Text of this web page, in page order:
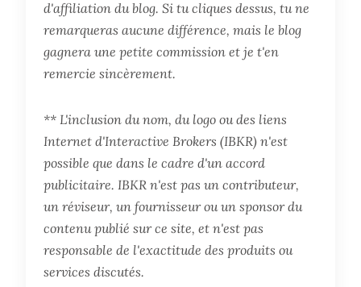
d'affiliation du blog. Si tu cliques dessus, tu ne
remarqueras aucune différence, mais le blog
gagnera une petite commission et je t'en
remercie sincèrement.
** L'inclusion du nom, du logo ou des liens
Internet d'Interactive Brokers (IBKR) n'est
possible que dans le cadre d'un accord
publicitaire. IBKR n'est pas un contributeur,
un réviseur, un fournisseur ou un sponsor du
contenu publié sur ce site, et n'est pas
responsable de l'exactitude des produits ou
services discutés.